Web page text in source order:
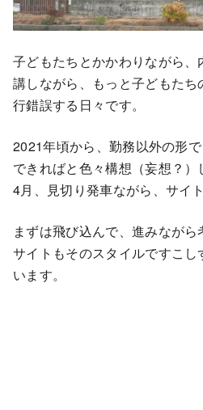
子どもたちとかかわりながら
講しながら、もっと子どもた
行錯誤する日々です。
2021年頃から、勤務以外の形
できればと色々構想（妄想？
4月、見切り発車ながら、サイ
まずは飛び込んで、進みなが
サイトもそのスタイルですこ
います。